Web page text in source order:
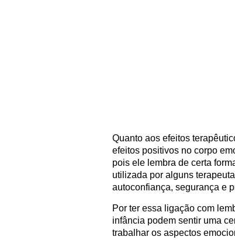
Quanto aos efeitos
efeitos positivos no corpo
pois ele lembra de certa
utilizada por alguns
autoconfiança, segurança e
Por ter essa ligação com
infância podem sentir uma
trabalhar os aspectos